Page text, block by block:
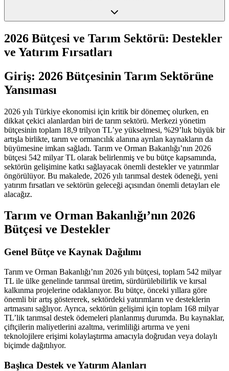
2026 Bütçesi ve Tarım Sektörü: Destekler
ve Yatırım Fırsatları
Giriş: 2026 Bütçesinin Tarım Sektörüne
Yansıması
2026 yılı Türkiye ekonomisi için kritik bir dönemeç olurken, en
dikkat çekici alanlardan biri de tarım sektörü. Merkezi yönetim
bütçesinin toplam 18,9 trilyon TL’ye yükselmesi, %29’luk büyük bir
artışla birlikte, tarım ve ormancılık alanına ayrılan kaynakların da
büyümesine imkan sağladı. Tarım ve Orman Bakanlığı’nın 2026
bütçesi 542 milyar TL olarak belirlenmiş ve bu bütçe kapsamında,
sektörün gelişimine katkı sağlayacak önemli destekler ve yatırımlar
öngörülüyor. Bu makalede, 2026 yılı tarımsal destek ödeneği, yeni
yatırım fırsatları ve sektörün geleceği açısından önemli detayları ele
alacağız.
Tarım ve Orman Bakanlığı’nın 2026
Bütçesi ve Destekler
Genel Bütçe ve Kaynak Dağılımı
Tarım ve Orman Bakanlığı’nın 2026 yılı bütçesi, toplam 542 milyar
TL ile ülke genelinde tarımsal üretim, sürdürülebilirlik ve kırsal
kalkınma projelerine odaklanıyor. Bu bütçe, önceki yıllara göre
önemli bir artış göstererek, sektördeki yatırımların ve desteklerin
artmasını sağlıyor. Ayrıca, sektörün gelişimi için toplam 168 milyar
TL’lik tarımsal destek ödemeleri planlanmış durumda. Bu kaynaklar,
çiftçilerin maliyetlerini azaltma, verimliliği artırma ve yeni
teknolojilere erişimi kolaylaştırma amacıyla doğrudan veya dolaylı
biçimde dağıtılıyor.
Başlıca Destek ve Yatırım Alanları